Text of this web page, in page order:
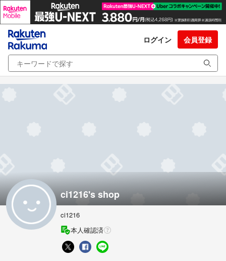
ログイン 会員登録
ci1216's shop
ci1216
本人確認済